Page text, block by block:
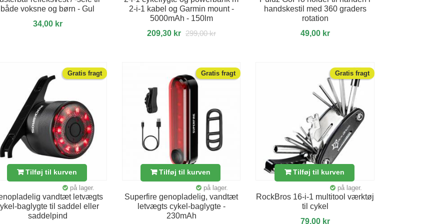
både voksne og børn - Gul
34,00 kr
2-i-1 kabel og Garmin mount -
5000mAh - 150lm
209,30 kr 299,00 kr
handskestil med 360 graders
rotation
49,00 kr
Gratis fragt
Tilføj til kurven
på lager.
vandtæt letvægts
baglygte til saddel eller
saddelpind
Gratis fragt
Tilføj til kurven
på lager.
Superfire genopladelig, vandtæt
letvægts cykel-baglygte -
230mAh
Gratis fragt
Tilføj til kurven
på lager.
RockBros 16-i-1 multitool værktøj
til cykel
79,00 kr